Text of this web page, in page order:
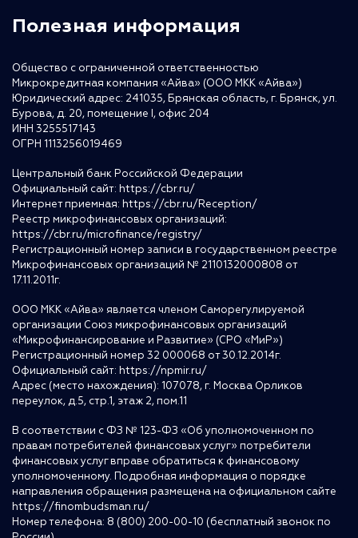
Полезная информация
Общество с ограниченной ответственностью
Микрокредитная компания «Айва» (ООО МКК «Айва»)
Юридический адрес: 241035, Брянская область, г. Брянск, ул.
Бурова, д. 20, помещение I, офис 204
ИНН 3255517143
ОГРН 1113256019469
Центральный банк Российской Федерации
Официальный сайт: https://cbr.ru/
Интернет приемная: https://cbr.ru/Reception/
Реестр микрофинансовых организаций:
https://cbr.ru/microfinance/registry/
Регистрационный номер записи в государственном реестре
Микрофинансовых организаций № 2110132000808 от
17.11.2011г.
ООО МКК «Айва» является членом Саморегулируемой
организации Союз микрофинансовых организаций
«Микрофинансирование и Развитие» (СРО «МиР»)
Регистрационный номер 32 000068 от 30.12.2014г.
Официальный сайт: https://npmir.ru/
Адрес (место нахождения): 107078, г. Москва Орликов
переулок, д.5, стр.1, этаж 2, пом.11
В соответствии с ФЗ № 123-ФЗ «Об уполномоченном по
правам потребителей финансовых услуг» потребители
финансовых услуг вправе обратиться к финансовому
уполномоченному. Подробная информация о порядке
направления обращения размещена на официальном сайте
https://finombudsman.ru/
Номер телефона: 8 (800) 200-00-10 (бесплатный звонок по